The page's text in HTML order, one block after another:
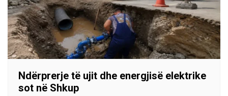
Ndërprerje të ujit dhe energjisë elektrike
sot në Shkup